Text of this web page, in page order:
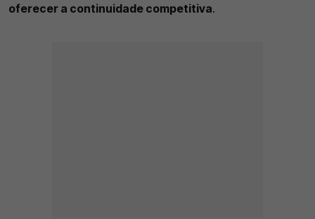
oferecer a continuidade competitiva.